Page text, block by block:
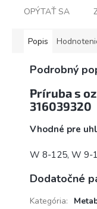
OPÝTAŤ SA
Popis
Podrobný
Príruba s
316039320
Vhodné pre
W 8-125, W 9-
Dodatočné
Kategória: